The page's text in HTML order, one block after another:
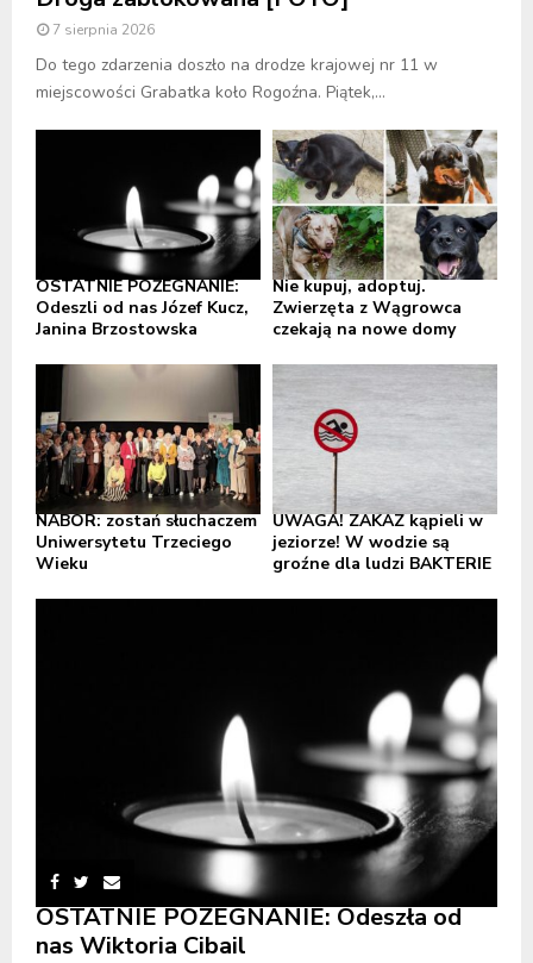
7 sierpnia 2026
Do tego zdarzenia doszło na drodze krajowej nr 11 w
miejscowości Grabatka koło Rogoźna. Piątek,...
OSTATNIE POŻEGNANIE:
Odeszli od nas Józef Kucz,
Janina Brzostowska
Nie kupuj, adoptuj.
Zwierzęta z Wągrowca
czekają na nowe domy
NABÓR: zostań słuchaczem
Uniwersytetu Trzeciego
Wieku
UWAGA! ZAKAZ kąpieli w
jeziorze! W wodzie są
groźne dla ludzi BAKTERIE
OSTATNIE POŻEGNANIE: Odeszła od
nas Wiktoria Cibail